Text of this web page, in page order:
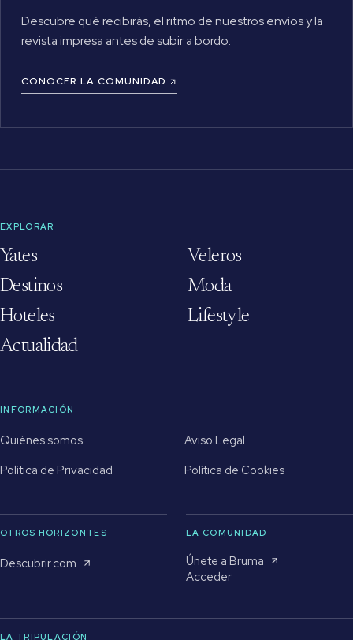
Descubre qué recibirás, el ritmo de nuestros envíos y la
revista impresa antes de subir a bordo.
CONOCER LA COMUNIDAD
EXPLORAR
Yates
Veleros
Destinos
Moda
Hoteles
Lifestyle
Actualidad
INFORMACIÓN
Quiénes somos
Aviso Legal
Política de Privacidad
Política de Cookies
OTROS HORIZONTES
Descubrir.com
LA COMUNIDAD
Únete a Bruma
Acceder
LA TRIPULACIÓN